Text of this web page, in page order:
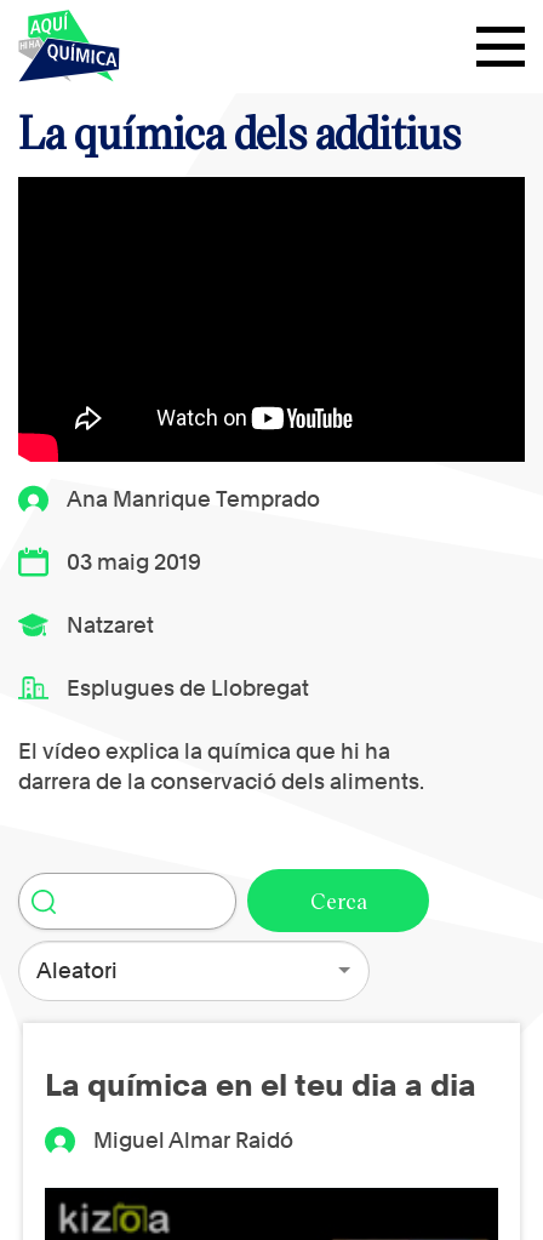
Ana Manrique Temprado
03 maig 2019
Natzaret
Esplugues de Llobregat
El vídeo explica la química que hi ha
darrera de la conservació dels aliments.
La química dels additius
Aleatori
La química en el teu dia a dia
Miguel Almar Raidó